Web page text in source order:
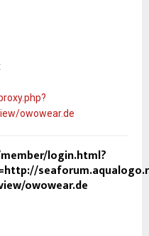
owowear.de
login.html?
owowear.de